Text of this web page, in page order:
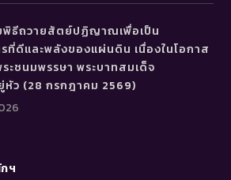
พิธีถวายสัตย์ปฏิญาณเพื่อเป็น
ที่ดีและพลังของแผ่นดิน เนื่องในโอกาส
ะชนมพรรษา พระบาทสมเด็จ
หัว (28 กรกฎาคม 2569)
ฯ